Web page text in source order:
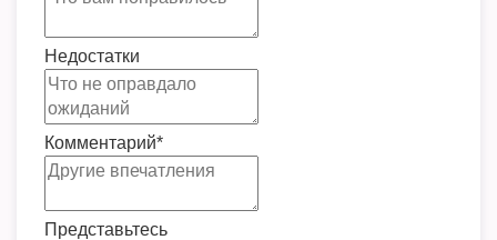
Недостатки
Комментарий*
Представьтесь